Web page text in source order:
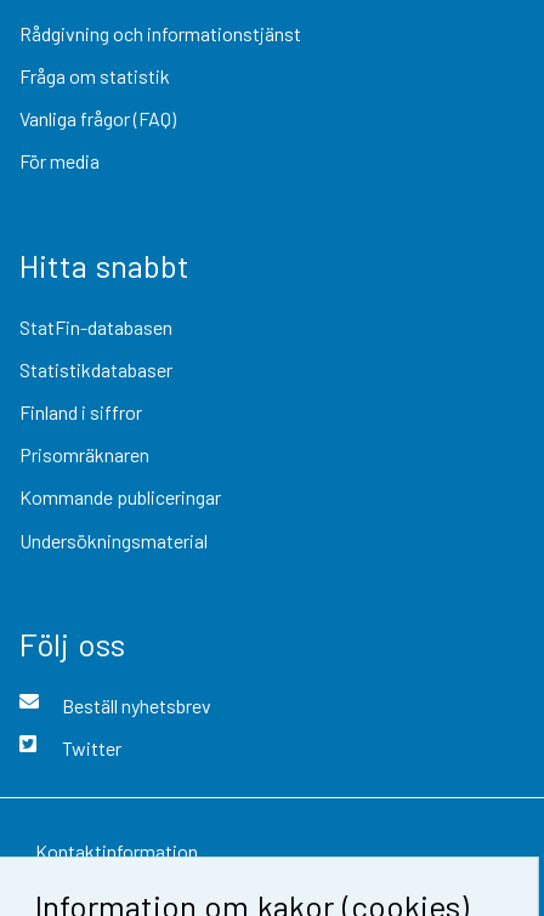
Information om kakor (cookies)
Rådgivning och informationstjänst
Fråga om statistik
Vanliga frågor (FAQ)
För media
Hitta snabbt
StatFin-databasen
Statistikdatabaser
Finland i siffror
Prisomräknaren
Kommande publiceringar
Undersökningsmaterial
Följ oss
Beställ nyhetsbrev
Twitter
Kontaktinformation
Respons